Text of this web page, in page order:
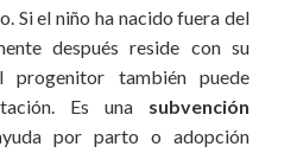
Si el niño ha nacido fuera del
después reside con su
progenitor también puede
Es una subvención
por parto o adopción